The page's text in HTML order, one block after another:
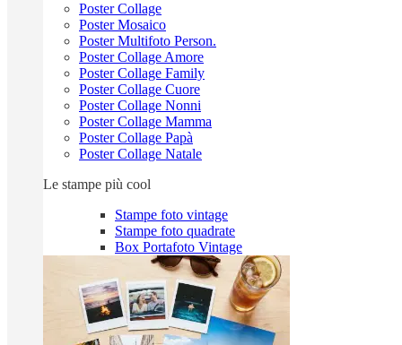
Poster Collage
Poster Mosaico
Poster Multifoto Person.
Poster Collage Amore
Poster Collage Family
Poster Collage Cuore
Poster Collage Nonni
Poster Collage Mamma
Poster Collage Papà
Poster Collage Natale
Le stampe più cool
Stampe foto vintage
Stampe foto quadrate
Box Portafoto Vintage